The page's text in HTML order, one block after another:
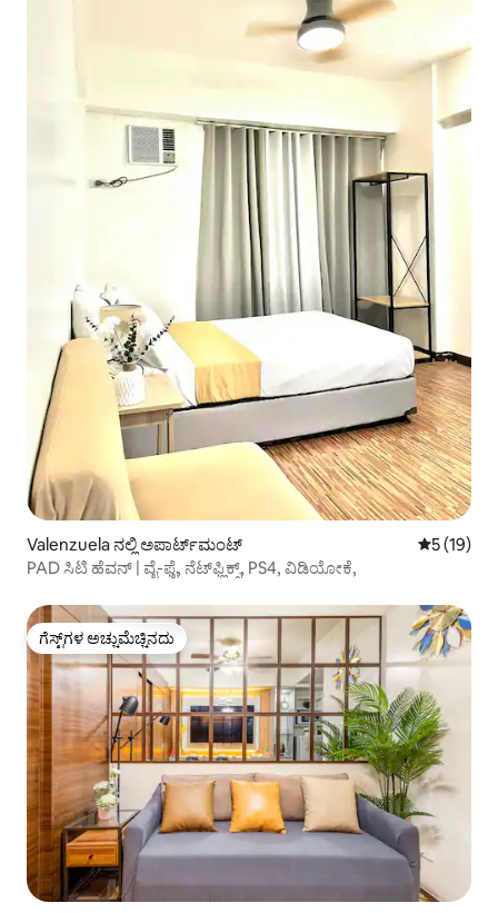
Valenzuela ನಲ್ಲಿ ಅಪಾರ್ಟ್‌ಮಂಟ್ 5 ರಲ್ಲಿ 5
5 (19)
PAD ಸಿಟಿ ಹೆವನ್ | ವೈ-ಫೈ, ನೆಟ್‌ಫ್ಲಿಕ್ಸ್, PS4, ವಿಡಿಯೋಕೆ,
ಗೆಸ್ಟ್‌ಗಳ ಅಚ್ಚುಮೆಚ್ಚಿನದು
ಗೆಸ್ಟ್‌ಗಳ ಅಚ್ಚುಮೆಚ್ಚಿನದು